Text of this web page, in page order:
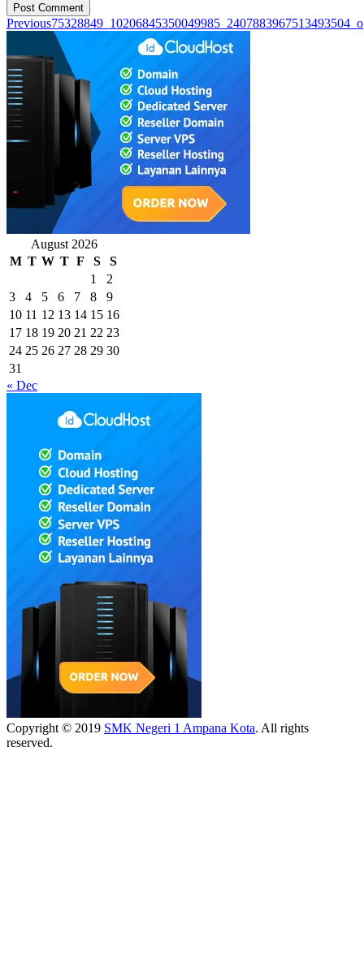
Post Comment
Previous75328849_10206845350049985_2407883967513493504_o
August 2026
M T W T F S
S
1
2
3
4 5 6 7 8
9
10 11 12 13 14 15 16
17 18 19 20 21 22 23
24 25 26 27 28 29 30
31
« Dec
Copyright © 2019 SMK Negeri 1 Ampana Kota. All rights
reserved.